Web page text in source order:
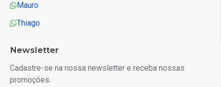
Mauro
Thiago
Newsletter
Cadastre-se na nossa newsletter e receba nossas
promoções.